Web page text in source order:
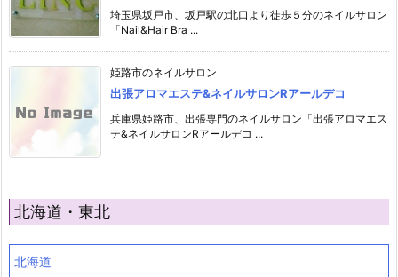
埼玉県坂戸市、坂戸駅の北口より徒歩５分のネイルサロン
「Nail&Hair Bra ...
姫路市のネイルサロン
出張アロマエステ&ネイルサロンRアールデコ
兵庫県姫路市、出張専門のネイルサロン「出張アロマエス
テ&ネイルサロンRアールデコ ...
北海道・東北
北海道